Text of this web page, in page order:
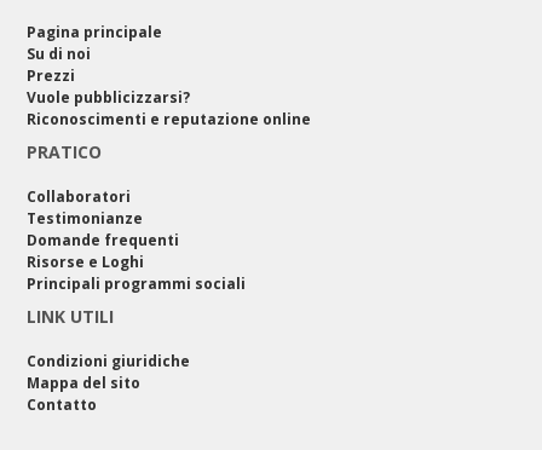
Pagina principale
Su di noi
Prezzi
Vuole pubblicizzarsi?
Riconoscimenti e reputazione online
PRATICO
Collaboratori
Testimonianze
Domande frequenti
Risorse e Loghi
Principali programmi sociali
LINK UTILI
Condizioni giuridiche
Mappa del sito
Contatto